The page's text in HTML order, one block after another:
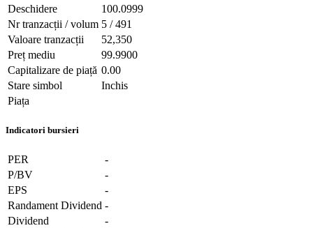
Deschidere
100.0999
Nr tranzacții / volum 5 / 491
Valoare tranzacții
52,350
Preț mediu
99.9900
Capitalizare de piață 0.00
Stare simbol
Inchis
Piața
Indicatori bursieri
PER
-
P/BV
-
EPS
-
Randament Dividend -
Dividend
-